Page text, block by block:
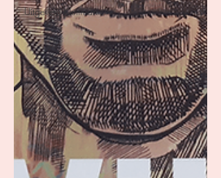
Uitgeverij Kluitman